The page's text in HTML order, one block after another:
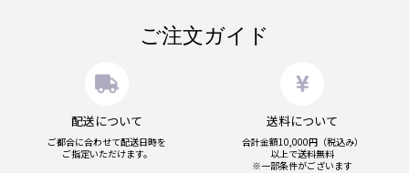
ご注文ガイド
配送について
ご都合に合わせて配送日時を
ご指定いただけます。
送料について
合計金額10,000円（税込み）
以上で送料無料
※一部条件がございます